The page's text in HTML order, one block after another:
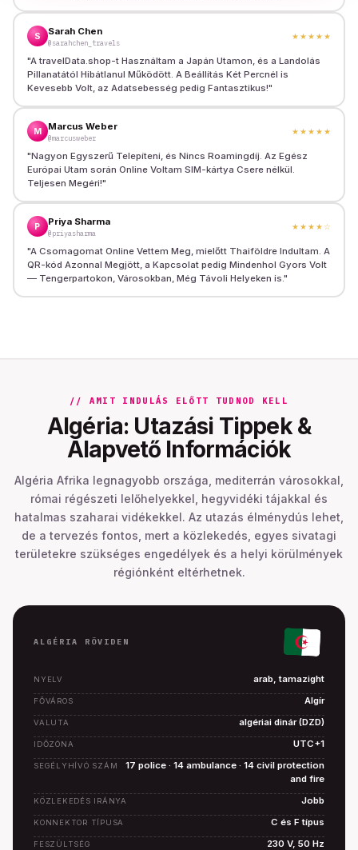
S Sarah Chen
@sarahchen_travels
★★★★★
"A travelData.shop-t Használtam a Japán Utamon, és a Landolás
Pillanatától Hibátlanul Működött. A Beállítás Két Percnél is
Kevesebb Volt, az Adatsebesség pedig Fantasztikus!"
M Marcus Weber
@marcusweber
★★★★★
"Nagyon Egyszerű Telepíteni, és Nincs Roamingdíj. Az Egész
Európai Utam során Online Voltam SIM-kártya Csere nélkül.
Teljesen Megéri!"
P Priya Sharma
@priyasharma
★★★★ ☆
"A Csomagomat Online Vettem Meg, mielőtt Thaiföldre Indultam. A
QR-kód Azonnal Megjött, a Kapcsolat pedig Mindenhol Gyors Volt
— Tengerpartokon, Városokban, Még Távoli Helyeken is. "
// AMIT INDULÁS ELŐTT TUDNOD KELL
Algéria: Utazási Tippek &
Alapvető Információk
Algéria Afrika legnagyobb országa, mediterrán városokkal,
római régészeti lelőhelyekkel, hegyvidéki tájakkal és
hatalmas szaharai vidékekkel. Az utazás élménydús lehet,
de a tervezés fontos, mert a közlekedés, egyes sivatagi
területekre szükséges engedélyek és a helyi körülmények
régiónként eltérhetnek.
ALGÉRIA RÖVIDEN
NYELV arab, tamazight
FŐVÁROS Algír
VALUTA algériai dinár (DZD)
IDŐZÓNA UTC+1
SEGÉLYHÍVÓ SZÁM
17 police · 14 ambulance · 14 civil protection
and fire
KÖZLEKEDÉS IRÁNYA Jobb
KONNEKTOR TÍPUSA C és F típus
FESZÜLTSÉG 230 V, 50 Hz